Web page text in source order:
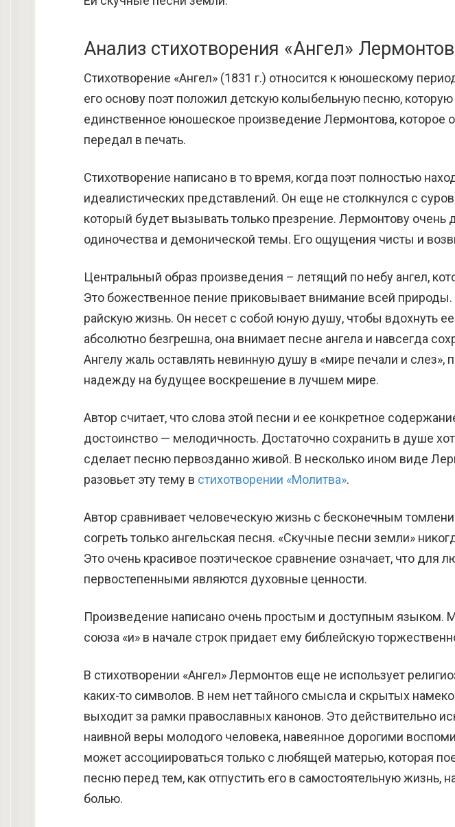
Анализ стихотворения «Ангел»
Стихотворение «Ангел» (1831 г.) относится к юношескому
его основу поэт положил детскую колыбельную песню,
единственное юношеское произведение Лермонтова, которое
передал в печать.
Стихотворение написано в то время, когда поэт полностью
идеалистических представлений. Он еще не столкнулся с
который будет вызывать только презрение. Лермонтову очень
одиночества и демонической темы. Его ощущения чисты и
Центральный образ произведения – летящий по небу ангел,
Это божественное пение приковывает внимание всей природы.
райскую жизнь. Он несет с собой юную душу, чтобы вдохнуть
абсолютно безгрешна, она внимает песне ангела и навсегда
Ангелу жаль оставлять невинную душу в «мире печали и слез»,
надежду на будущее воскрешение в лучшем мире.
Автор считает, что слова этой песни и ее конкретное
достоинство — мелодичность. Достаточно сохранить в душе
сделает песню первозданно живой. В несколько ином виде
разовьет эту тему в стихотворении «Молитва».
Автор сравнивает человеческую жизнь с бесконечным
согреть только ангельская песня. «Скучные песни земли»
Это очень красивое поэтическое сравнение означает, что для
первостепенными являются духовные ценности.
Произведение написано очень простым и доступным языком.
союза «и» в начале строк придает ему библейскую
В стихотворении «Ангел» Лермонтов еще не использует
каких-то символов. В нем нет тайного смысла и скрытых
выходит за рамки православных канонов. Это действительно
наивной веры молодого человека, навеянное дорогими
может ассоциироваться только с любящей матерью, которая
песню перед тем, как отпустить его в самостоятельную жизнь,
болью.